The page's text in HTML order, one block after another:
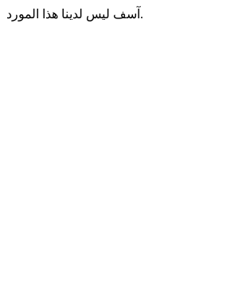
آسف ليس لدينا هذا المورد.